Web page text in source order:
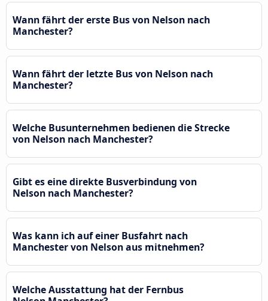
Wann fährt der erste Bus von Nelson nach
Manchester?
Wann fährt der letzte Bus von Nelson nach
Manchester?
Welche Busunternehmen bedienen die Strecke
von Nelson nach Manchester?
Gibt es eine direkte Busverbindung von
Nelson nach Manchester?
Was kann ich auf einer Busfahrt nach
Manchester von Nelson aus mitnehmen?
Welche Ausstattung hat der Fernbus